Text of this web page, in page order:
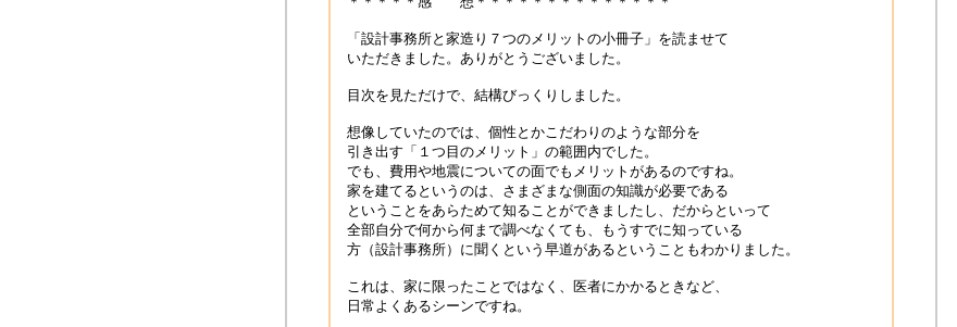
「設計事務所と家造り７つのメリットの小冊子」を読ませて
いただきました。ありがとうございました。
目次を見ただけで、結構びっくりしました。
想像していたのでは、個性とかこだわりのような部分を
引き出す「１つ目のメリット」の範囲内でした。
でも、費用や地震についての面でもメリットがあるのですね。
家を建てるというのは、さまざまな側面の知識が必要である
ということをあらためて知ることができましたし、だからといって
全部自分で何から何まで調べなくても、もうすでに知っている
方（設計事務所）に聞くという早道があるということもわかりました。
これは、家に限ったことではなく、医者にかかるときなど、
日常よくあるシーンですね。